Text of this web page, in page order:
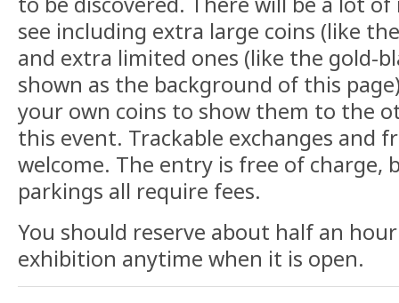
see including extra large coins (like
and extra limited ones (like the gold-
shown as the background of this
your own coins to show them to the
this event. Trackable exchanges and
welcome. The entry is free of
parkings all require fees.
You should reserve about half an
exhibition anytime when it is open.